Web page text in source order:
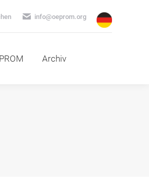
info@oeprom.org
Archiv
Archiv